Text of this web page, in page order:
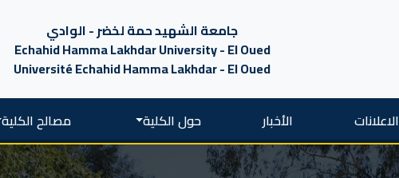
جامعة الشهيد حمة لخضر - الوادي
Echahid Hamma Lakhdar University - El Oued
Université Echahid Hamma Lakhdar - El Oued
الاعلانات الأخبار حول الكلية مصالح الكلية